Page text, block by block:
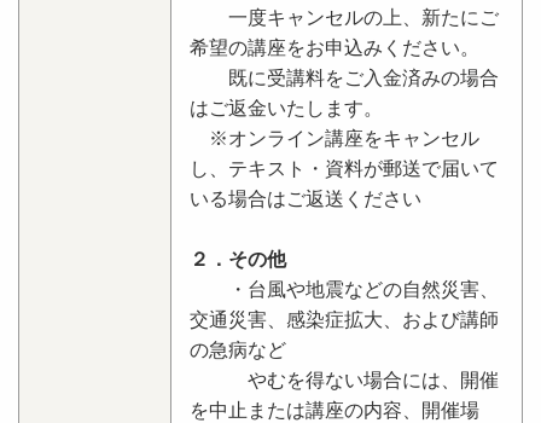
一度キャンセルの上、新たにご
希望の講座をお申込みください。
既に受講料をご入金済みの場合
はご返金いたします。
※オンライン講座をキャンセル
し、テキスト・資料が郵送で届いて
いる場合はご返送ください
２．その他
・台風や地震などの自然災害、
交通災害、感染症拡大、および講師
の急病など
やむを得ない場合には、開催
を中止または講座の内容、開催場